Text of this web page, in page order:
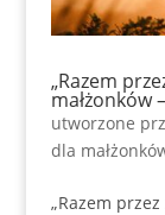
„Razem
małżonków
utworzone
dla
„Razem